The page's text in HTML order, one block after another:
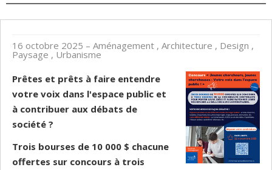
16 octobre 2025 – Aménagement , Architecture , Design ,
Paysage , Urbanisme
Prêtes et prêts à faire entendre
votre voix dans l'espace public et
à contribuer aux débats de
société ?
Trois bourses de 10 000 $ chacune
offertes sur concours à trois